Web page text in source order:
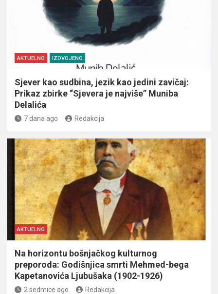
AKTUELNO IZDVOJENO
Sjever kao sudbina, jezik kao jedini zavičaj:
Prikaz zbirke “Sjevera je najviše” Muniba
Delalića
7 dana ago Redakcija
AKTUELNO
Na horizontu bošnjačkog kulturnog
preporoda: Godišnjica smrti Mehmed-bega
Kapetanovića Ljubušaka (1902-1926)
2 sedmice ago Redakcija